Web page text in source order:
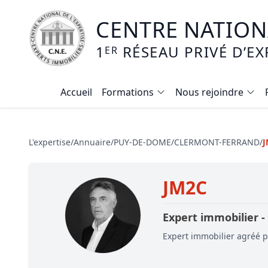
CENTRE
1 ER RÉSEAU PRIVÉ
Accueil
Formations
Formation expertise immobilière /
Expertise viager
E-learning - Connaitre et maitriser
Mise en copropriété
Nous rejoindre
L'expertise/Annuaire/PUY-DE-DOME/CLERMONT-FERRAND/
JM2C
Expert immobilier -
Expert immobilier agréé